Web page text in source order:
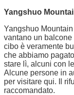
Yangshuo
Yangshuo
vantano un balcone
cibo è veramente
che abbiamo
stare lì, alcuni con
Alcune persone in
per visitare qui. Il
raccomandato.